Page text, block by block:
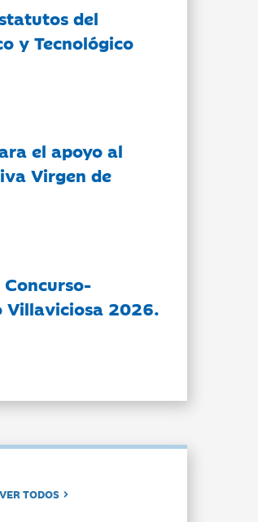
del
y Tecnológico
el apoyo al
Virgen de
Villaviciosa 2026.
VER TODOS